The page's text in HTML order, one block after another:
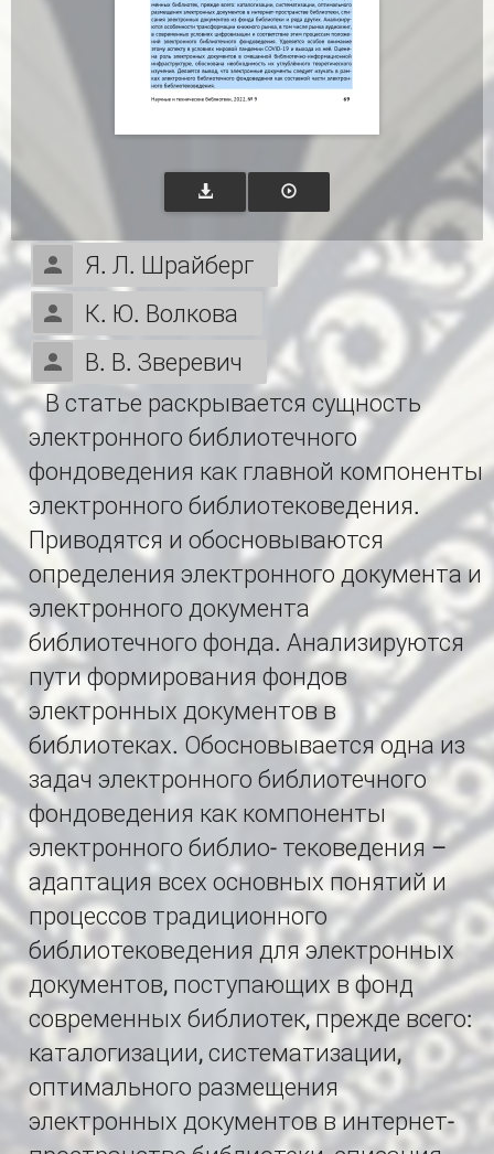
Я. Л. Шрайберг
К. Ю. Волкова
В. В. Зверевич
В статье раскрывается сущность
электронного библиотечного
фондоведения как главной компоненты
электронного библиотековедения.
Приводятся и обосновываются
определения электронного документа и
электронного документа
библиотечного фонда. Анализируются
пути формирования фондов
электронных документов в
библиотеках. Обосновывается одна из
задач электронного библиотечного
фондоведения как компоненты
электронного библио- тековедения –
адаптация всех основных понятий и
процессов традиционного
библиотековедения для электронных
документов, поступающих в фонд
современных библиотек, прежде всего:
каталогизации, систематизации,
оптимального размещения
электронных документов в интернет-